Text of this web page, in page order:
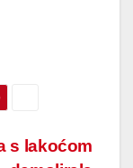
s lakoćom